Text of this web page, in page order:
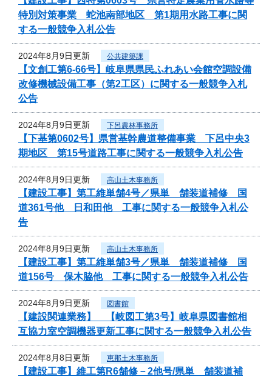
特別対策事業 蛇池南部地区 第1期用水路工事に関
する一般競争入札公告
2024年8月9日更新 公共建築課
【文創工第6-66号】岐阜県県民ふれあい会館空調設備
改修機械設備工事（第2工区）に関する一般競争入札
公告
2024年8月9日更新 下呂農林事務所
【下基第0602号】県営基幹農道整備事業 下呂中央3
期地区 第15号道路工事に関する一般競争入札公告
2024年8月9日更新 高山土木事務所
【建設工事】第工維単舗4号／県単 舗装道補修 国
道361号他 日和田他 工事に関する一般競争入札公
告
2024年8月9日更新 高山土木事務所
【建設工事】第工維単舗3号／県単 舗装道補修 国
道156号 保木脇他 工事に関する一般競争入札公告
2024年8月9日更新 図書館
【建設関連業務】 【岐図工第3号】岐阜県図書館相
互協力室空調機器更新工事に関する一般競争入札公告
2024年8月8日更新 恵那土木事務所
【建設工事】維工第R6舗修－2他号/県単 舗装道補